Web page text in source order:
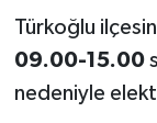
Türkoğlu
09.00-15.00
nedeniyle